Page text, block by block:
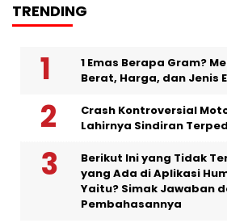
TRENDING
1 Emas Berapa Gram?
Berat, Harga, dan Jenis
Crash Kontroversial
Lahirnya Sindiran
Berikut Ini yang Tidak
yang Ada di Aplikasi
Yaitu? Simak Jawaban
Pembahasannya